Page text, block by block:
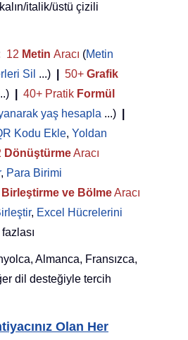
italik/üstü çizili
12 Metin Aracı (Metin
Sil ...) 50+ Grafik
40+ Pratik Formül
yaş hesapla ...)
Kodu Ekle, Yoldan
DönüştürmeAracı
, Para Birimi
Birleştirme ve BölmeAracı
, Excel Hücrelerini
Almanca, Fransızca,
dil desteğiyle tercih
Olan Her